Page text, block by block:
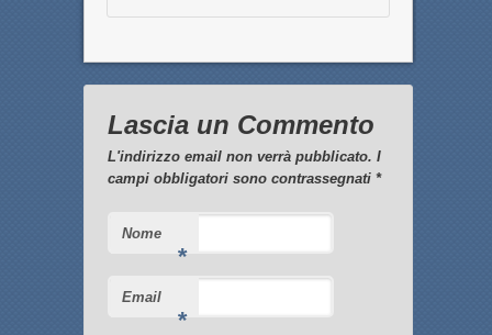
Lascia un Commento
L'indirizzo email non verrà pubblicato. I
campi obbligatori sono contrassegnati *
Nome
*
Email
*